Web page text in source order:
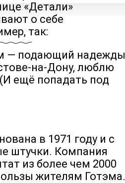
«Детали»
о себе
так:
— подающий надежды
на-Дону, люблю
ещё попадать под
в 1971 году и с
штучки. Компания
из более чем 2000
жителям Готэма.